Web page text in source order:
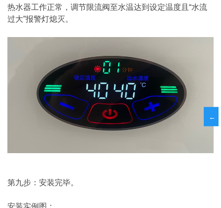
热水器工作正常，调节限流阀至水温达到设定温度且“水流
过大”报警灯熄灭。
第九步：安装完毕。
←